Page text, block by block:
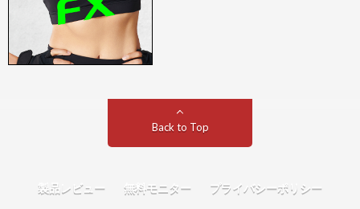
Back to Top
製品レビュー 無料モニター プライバシーポリシー